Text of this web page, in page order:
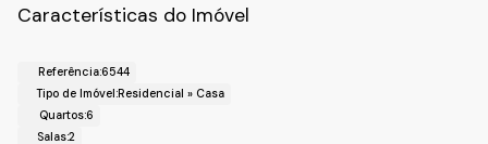
Características do Imóvel
Referência:6544
Tipo de Imóvel:Residencial » Casa
Quartos:6
Salas:2